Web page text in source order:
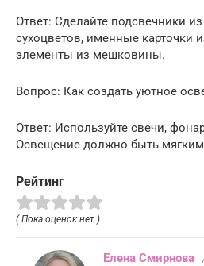
Ответ: Сделайте подсвечники
сухоцветов, именные карточки
элементы из мешковины.
Вопрос: Как создать уютное
Ответ: Используйте свечи,
Освещение должно быть
Рейтинг
( Пока оценок нет )
Елена Смирнова